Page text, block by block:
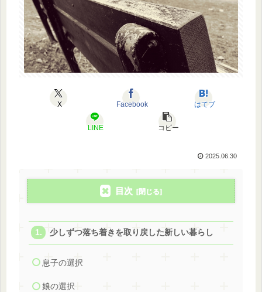
X Facebook はてブ
LINE コピー
2025.06.30
目次
少しずつ落ち着きを取り戻した新しい暮らし
息子の選択
娘の選択